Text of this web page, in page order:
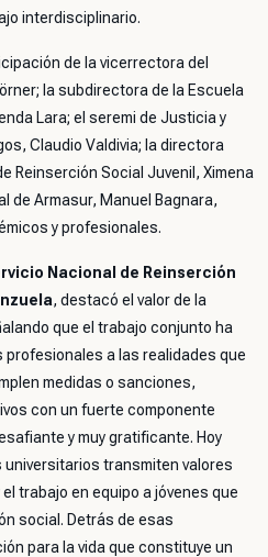
interdisciplinario.
de la vicerrectora del
la subdirectora de la Escuela
Lara; el seremi de Justicia y
Claudio Valdivia; la directora
Reinserción Social Juvenil, Ximena
de Armasur, Manuel Bagnara,
y profesionales.
Nacional de Reinserción
, destacó el valor de la
que el trabajo conjunto ha
a las realidades que
medidas o sanciones,
con un fuerte componente
y muy gratificante. Hoy
transmiten valores
trabajo en equipo a jóvenes que
social. Detrás de esas
para la vida que constituye un